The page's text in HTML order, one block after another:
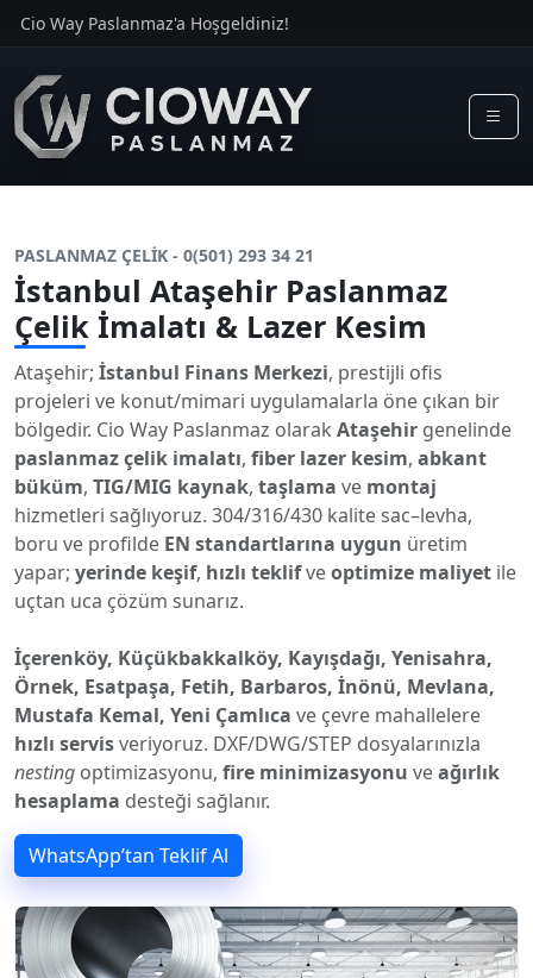
Cio Way Paslanmaz'a Hoşgeldiniz!
PASLANMAZ ÇELİK - 0(501) 293 34 21
İstanbul Ataşehir Paslanmaz
Çelik İmalatı & Lazer Kesim
Ataşehir; İstanbul Finans Merkezi, prestijli ofis
projeleri ve konut/mimari uygulamalarla öne çıkan bir
bölgedir. Cio Way Paslanmaz olarak Ataşehir genelinde
paslanmaz çelik imalatı, fiber lazer kesim, abkant
büküm, TIG/MIG kaynak, taşlama ve montaj
hizmetleri sağlıyoruz. 304/316/430 kalite sac–levha,
boru ve profilde EN standartlarına uygun üretim
yapar; yerinde keşif, hızlı teklifveoptimize maliyet ile
uçtan uca çözüm sunarız.
İçerenköy, Küçükbakkalköy, Kayışdağı, Yenisahra,
Örnek, Esatpaşa, Fetih, Barbaros, İnönü, Mevlana,
Mustafa Kemal, Yeni Çamlıca ve çevre mahallelere
hızlı servisveriyoruz. DXF/DWG/STEP dosyalarınızla
nesting optimizasyonu, fire minimizasyonu veağırlık
hesaplama desteği sağlanır.
WhatsApp’tan Teklif Al